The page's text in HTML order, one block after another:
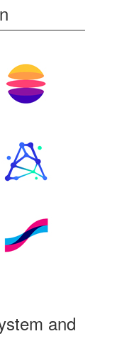
and